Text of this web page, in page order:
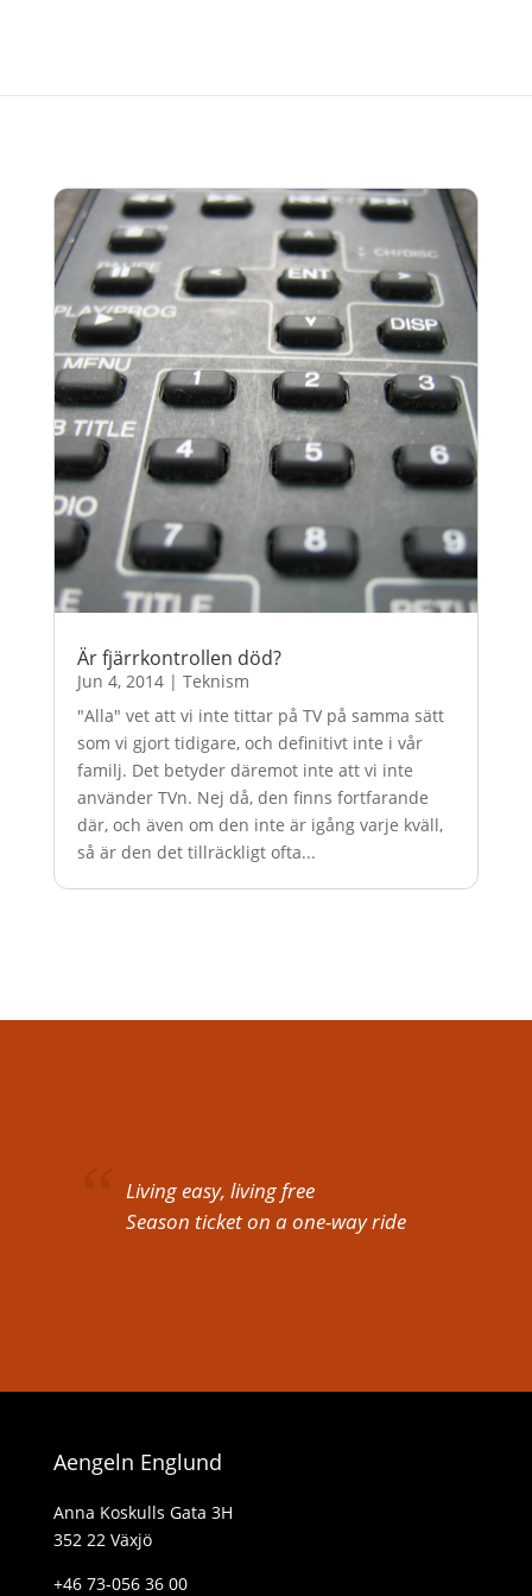
Är fjärrkontrollen död?
Jun 4, 2014| Teknism
"Alla" vet att vi inte tittar på TV på samma sätt
som vi gjort tidigare, och definitivt inte i vår
familj. Det betyder däremot inte att vi inte
använder TVn. Nej då, den finns fortfarande
där, och även om den inte är igång varje kväll,
så är den det tillräckligt ofta...
Living easy, living free
Season ticket on a one-way ride
Aengeln Englund
Anna Koskulls Gata 3H
352 22 Växjö
+46 73-056 36 00